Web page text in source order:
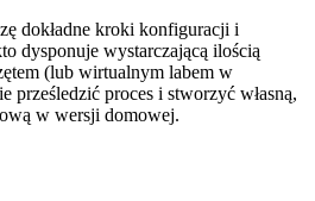
dokładne kroki konfiguracji i
dysponuje wystarczającą ilością
(lub wirtualnym labem w
prześledzić proces i stworzyć własną,
w wersji domowej.